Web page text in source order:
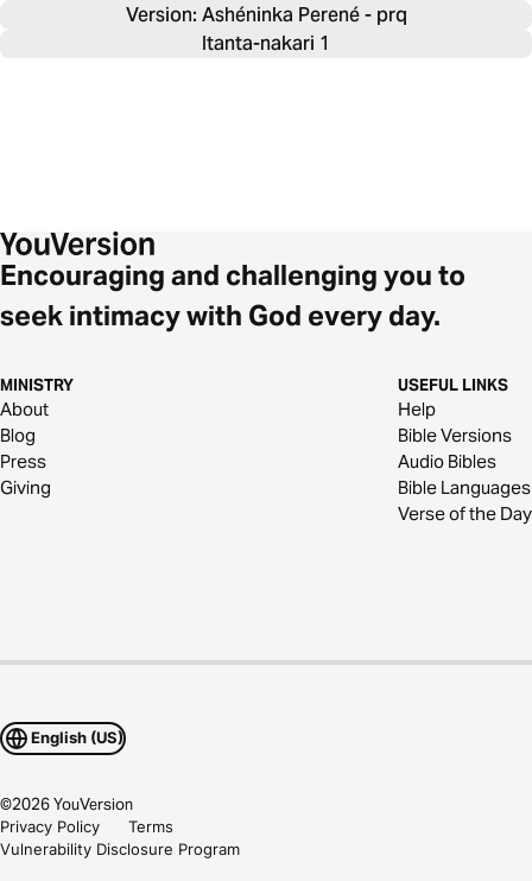
Version: Ashéninka Perené - prq
Itanta-nakari 1
Encouraging and challenging you to
seek intimacy with God every day.
MINISTRY
About
Blog
Press
Giving
USEFUL LINKS
Help
Bible Versions
Audio Bibles
Bible Languages
Verse of the Day
English (US)
©2026YouVersion
Privacy Policy
Terms
Vulnerability Disclosure Program